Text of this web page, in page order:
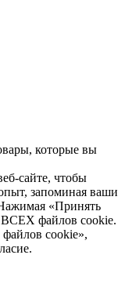
которые вы
сайте, чтобы
запоминая ваши
«Принять
ВСЕХ файлов cookie.
cookie»,